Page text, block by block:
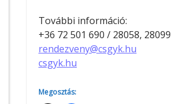
További információ:
+36 72 501 690 / 28058, 28099
rendezveny@csgyk.hu
csgyk.hu
Megosztás: